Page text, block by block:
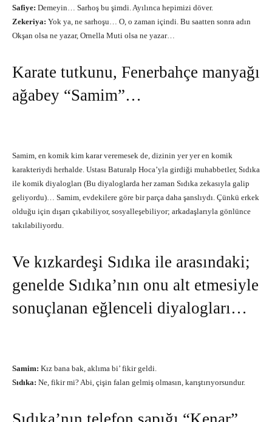
Safiye: Demeyin… Sarhoş bu şimdi. Ayılınca hepimizi döver.
Zekeriya: Yok ya, ne sarhoşu… O, o zaman içindi. Bu saatten sonra adın
Okşan olsa ne yazar, Ornella Muti olsa ne yazar…
Karate tutkunu, Fenerbahçe manyağı
ağabey “Samim”…
Samim, en komik kim karar veremesek de, dizinin yer yer en komik
karakteriydi herhalde. Ustası Baturalp Hoca’yla girdiği muhabbetler, Sıdıka
ile komik diyalogları (Bu diyaloglarda her zaman Sıdıka zekasıyla galip
geliyordu)… Samim, evdekilere göre bir parça daha şanslıydı. Çünkü erkek
olduğu için dışarı çıkabiliyor, sosyalleşebiliyor; arkadaşlarıyla gönlünce
takılabiliyordu.
Ve kızkardeşi Sıdıka ile arasındaki;
genelde Sıdıka’nın onu alt etmesiyle
sonuçlanan eğlenceli diyalogları…
Samim: Kız bana bak, aklıma bi’ fikir geldi.
Sıdıka: Ne, fikir mi? Abi, çişin falan gelmiş olmasın, karıştırıyorsundur.